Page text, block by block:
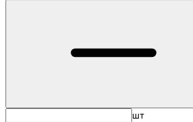
шт